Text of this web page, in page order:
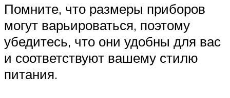
Помните, что размеры приборов
могут варьироваться, поэтому
убедитесь, что они удобны для вас
и соответствуют вашему стилю
питания.